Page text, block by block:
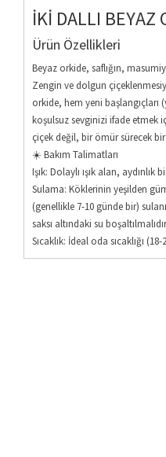
İKİ DALLI BEYAZ
Ürün Özellikleri
Beyaz orkide, saflığın,
Zengin ve dolgun
orkide, hem yeni
koşulsuz sevginizi ifade etmek
çiçek değil, bir ömür sürecek bir
☀️ Bakım Talimatları
​Işık: Dolaylı ışık alan, aydınlık
​Sulama: Köklerinin yeşilden
(genellikle 7-10 günde bir)
saksı altındaki su
​Sıcaklık: İdeal oda sıcaklığı